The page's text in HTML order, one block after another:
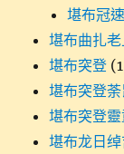
堪布冠
堪布曲扎
堪布突登
堪布突登
堪布突登
堪布龙日